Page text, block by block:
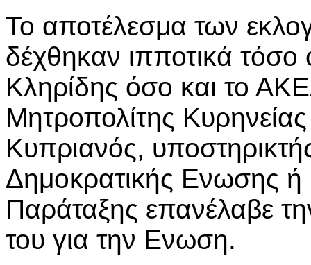
Το αποτέλεσμα των
δέχθηκαν ιπποτικά τόσο
Κληρίδης όσο και το
Μητροπολίτης Κυρηνείας
Κυπριανός,
Δημοκρατικής Ενωσης ή
Παράταξης επανέλαβε
του για την Ενωση.